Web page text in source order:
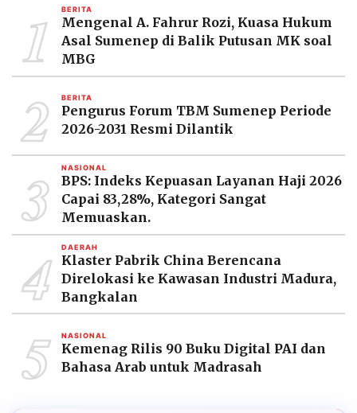
RESOLUSI
MEDIA
PRAMUDITA
©
Resolusi.co
2026
RESOLUSI
MEDIA
PRAMUDITA
1 BERITA
Mengenal A. Fahrur Rozi, Kuasa Hukum
Asal Sumenep di Balik Putusan MK soal
MBG
2 BERITA
Pengurus Forum TBM Sumenep Periode
2026-2031 Resmi Dilantik
3 NASIONAL
BPS: Indeks Kepuasan Layanan Haji 2026
Capai 83,28%, Kategori Sangat
Memuaskan.
4 DAERAH
Klaster Pabrik China Berencana
Direlokasi ke Kawasan Industri Madura,
Bangkalan
5 NASIONAL
Kemenag Rilis 90 Buku Digital PAI dan
Bahasa Arab untuk Madrasah